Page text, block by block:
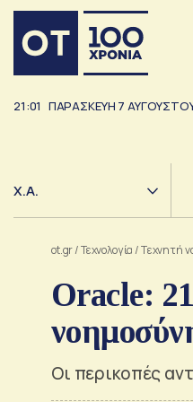
21:01 ΠΑΡΑΣΚΕΥΉ 7
Χ.Α.
ot.gr/Τεχνολογία /Tεχνητή
Oracle:
Οι περικοπές